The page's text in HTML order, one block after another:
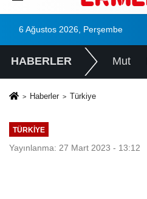
6 Ağustos 2026, Perşembe
HABERLER Mut
Haberler Türkiye
TÜRKIYE
Yayınlanma: 27 Mart 2023 - 13:12